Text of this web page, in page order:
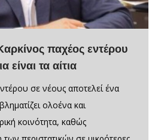
παχέος εντέρου
είναι τα αίτια
σε νέους αποτελεί ένα
ολοένα και
κοινότητα, καθώς